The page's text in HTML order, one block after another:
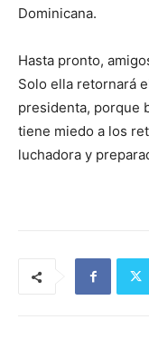
Dominicana.
Hasta pronto,
Solo ella retornará
presidenta, porque
tiene miedo a los
luchadora y